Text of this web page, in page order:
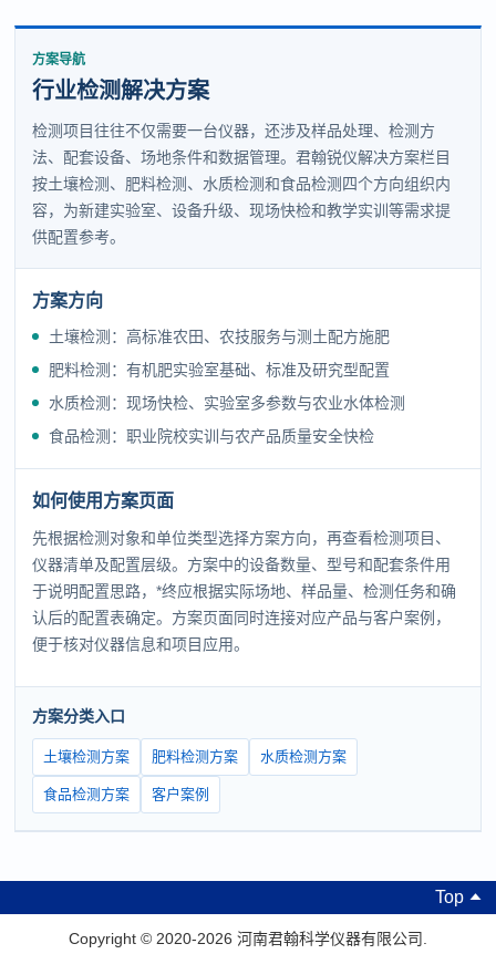
方案导航
行业检测解决方案
检测项目往往不仅需要一台仪器，还涉及样品处理、检测方
法、配套设备、场地条件和数据管理。君翰锐仪解决方案栏目
按土壤检测、肥料检测、水质检测和食品检测四个方向组织内
容，为新建实验室、设备升级、现场快检和教学实训等需求提
供配置参考。
方案方向
土壤检测：高标准农田、农技服务与测土配方施肥
肥料检测：有机肥实验室基础、标准及研究型配置
水质检测：现场快检、实验室多参数与农业水体检测
食品检测：职业院校实训与农产品质量安全快检
如何使用方案页面
先根据检测对象和单位类型选择方案方向，再查看检测项目、
仪器清单及配置层级。方案中的设备数量、型号和配套条件用
于说明配置思路，*终应根据实际场地、样品量、检测任务和确
认后的配置表确定。方案页面同时连接对应产品与客户案例，
便于核对仪器信息和项目应用。
方案分类入口
土壤检测方案 肥料检测方案 水质检测方案
食品检测方案 客户案例
Top
Copyright © 2020-2026 河南君翰科学仪器有限公司.